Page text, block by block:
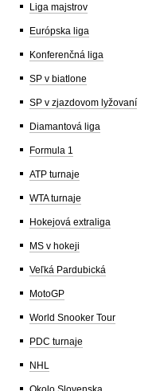
Liga majstrov
Európska liga
Konferenčná liga
SP v biatlone
SP v zjazdovom lyžovaní
Diamantová liga
Formula 1
ATP turnaje
WTA turnaje
Hokejová extraliga
MS v hokeji
Veľká Pardubická
MotoGP
World Snooker Tour
PDC turnaje
NHL